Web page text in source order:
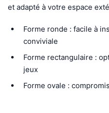
et adapté à votre espace
Forme ronde : facile à
conviviale
Forme rectangulaire :
jeux
Forme ovale :